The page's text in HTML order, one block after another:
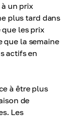
un prix
plus tard dans
que les prix
que la semaine
actifs en
à être plus
de
Les